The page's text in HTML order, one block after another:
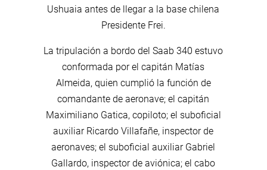
Ushuaia antes de llegar a la base chilena
Presidente Frei.
La tripulación a bordo del Saab 340 estuvo
conformada por el capitán Matías
Almeida, quien cumplió la función de
comandante de aeronave; el capitán
Maximiliano Gatica, copiloto; el suboficial
auxiliar Ricardo Villafañe, inspector de
aeronaves; el suboficial auxiliar Gabriel
Gallardo, inspector de aviónica; el cabo